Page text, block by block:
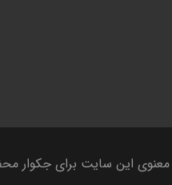
این سایت برای جکوار